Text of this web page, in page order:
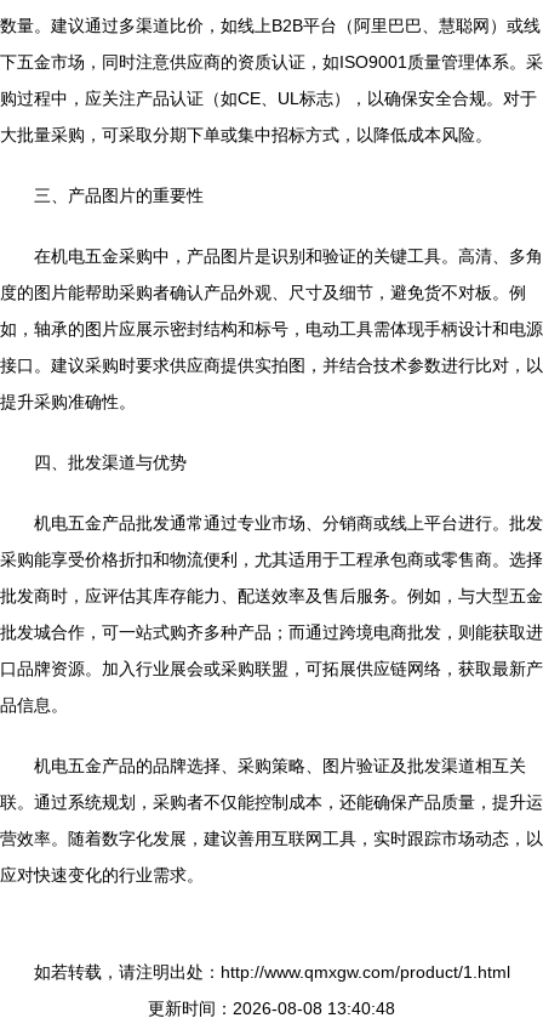
数量。建议通过多渠道比价，如线上B2B平台（阿里巴巴、慧聪网）或线
下五金市场，同时注意供应商的资质认证，如ISO9001质量管理体系。采
购过程中，应关注产品认证（如CE、UL标志），以确保安全合规。对于
大批量采购，可采取分期下单或集中招标方式，以降低成本风险。
三、产品图片的重要性
在机电五金采购中，产品图片是识别和验证的关键工具。高清、多角
度的图片能帮助采购者确认产品外观、尺寸及细节，避免货不对板。例
如，轴承的图片应展示密封结构和标号，电动工具需体现手柄设计和电源
接口。建议采购时要求供应商提供实拍图，并结合技术参数进行比对，以
提升采购准确性。
四、批发渠道与优势
机电五金产品批发通常通过专业市场、分销商或线上平台进行。批发
采购能享受价格折扣和物流便利，尤其适用于工程承包商或零售商。选择
批发商时，应评估其库存能力、配送效率及售后服务。例如，与大型五金
批发城合作，可一站式购齐多种产品；而通过跨境电商批发，则能获取进
口品牌资源。加入行业展会或采购联盟，可拓展供应链网络，获取最新产
品信息。
机电五金产品的品牌选择、采购策略、图片验证及批发渠道相互关
联。通过系统规划，采购者不仅能控制成本，还能确保产品质量，提升运
营效率。随着数字化发展，建议善用互联网工具，实时跟踪市场动态，以
应对快速变化的行业需求。
如若转载，请注明出处：http://www.qmxgw.com/product/1.html
更新时间：2026-08-08 13:40:48